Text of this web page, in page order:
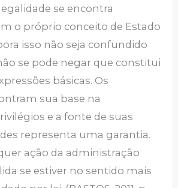
se encontra
o próprio conceito de Estado
isso não seja confundido
se pode negar que constitui
básicas. Os
sua base na
e a fonte de suas
representa uma garantia.
ação da administração
se estiver no sentido mais